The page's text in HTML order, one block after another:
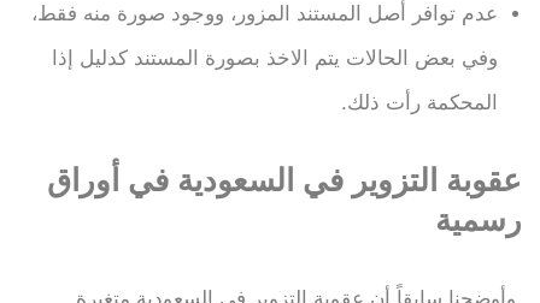
عدم توافر أصل المستند المزور، ووجود صورة منه فقط،
وفي بعض الحالات يتم الاخذ بصورة المستند كدليل إذا
المحكمة رأت ذلك.
عقوبة التزوير في السعودية في أوراق
رسمية
وأوضحنا سابقاً أن عقوبة التزوير في السعودية متغيرة